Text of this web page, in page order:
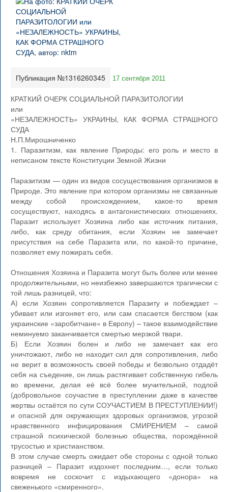
Публикация №1316260345 17 сентября 2011
КРАТКИЙ ОЧЕРК СОЦИАЛЬНОЙ ПАРАЗИТОЛОГИИ
или
«НЕЗАЛЕЖНОСТЬ» УКРАИНЫ, КАК ФОРМА СТРАШНОГО
СУДА
Н.П.Мирошниченко
1. Паразитизм, как явление Природы: его роль и место в
неписаном тексте Конституции Земной Жизни
Паразитизм — один из видов сосуществования организмов в
Природе. Это явление при котором организмы не связанные
между собой происхождением, какое-то время
сосуществуют, находясь в антагонистических отношениях.
Паразит использует Хозяина либо как источник питания,
либо, как среду обитания, если Хозяин не замечает
присутствия на себе Паразита или, по какой-то причине,
позволяет ему пожирать себя.
Отношения Хозяина и Паразита могут быть более или менее
продолжительными, но неизбежно завершаются трагически с
той лишь разницей, что:
А) если Хозяин сопротивляется Паразиту и побеждает –
убивает или изгоняет его, или сам спасается бегством (как
украинские «заробитчане» в Европу) – такое взаимодействие
неминуемо заканчивается смертью мерзкой твари.
Б) Если Хозяин болен и либо не замечает как его
уничтожают, либо не находит сил для сопротивления, либо
не верит в возможность своей победы и безвольно отдадёт
себя на съедение, он лишь растягивает собственную гибель
во времени, делая её всё более мучительной, подлой
(добровольное соучастие в преступлении даже в качестве
жертвы остаётся по сути СОУЧАСТИЕМ В ПРЕСТУПЛЕНИИ!)
и опасной для окружающих здоровых организмов, угрозой
нравственного инфицирования СМИРЕНИЕМ – самой
страшной психической болезнью общества, порождённой
трусостью и христианством.
В этом случае смерть ожидает обе стороны с одной только
разницей – Паразит издохнет последним…, если только
вовремя не соскочит с издыхающего «донора» на
свеженького «смиренного».